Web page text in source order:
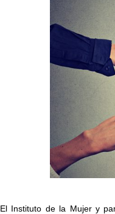
El Instituto de la Mujer y